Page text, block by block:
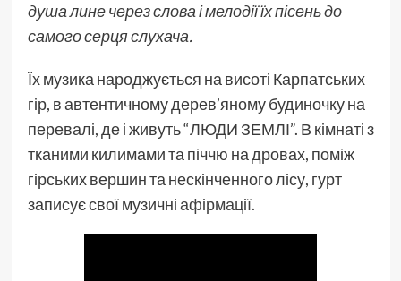
душа лине через слова і мелодії їх пісень до
самого серця слухача.
Їх музика народжується на висоті Карпатських
гір, в автентичному дерев’яному будиночку на
перевалі, де і живуть “ЛЮДИ ЗЕМЛІ”. В кімнаті з
тканими килимами та піччю на дровах, поміж
гірських вершин та нескінченного лісу, гурт
записує свої музичніафірмації.